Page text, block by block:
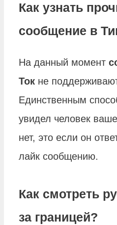
Как узнать
сообщение в
На данный момент
Ток не
Единственным
увидел человек ваше
нет, это если он
лайк сообщению.
Как смотреть
за границей?